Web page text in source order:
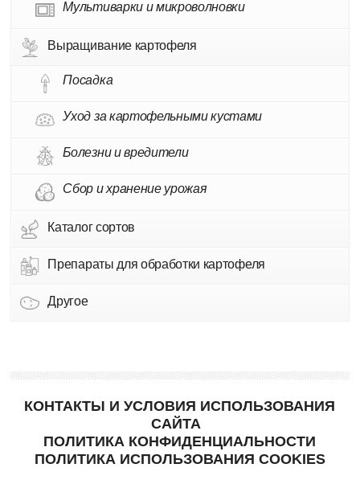
Мультиварки и микроволновки
Выращивание картофеля
Посадка
Уход за картофельными кустами
Болезни и вредители
Сбор и хранение урожая
Каталог сортов
Препараты для обработки картофеля
Другое
КОНТАКТЫ И УСЛОВИЯ ИСПОЛЬЗОВАНИЯ
САЙТА
ПОЛИТИКА КОНФИДЕНЦИАЛЬНОСТИ
ПОЛИТИКА ИСПОЛЬЗОВАНИЯ COOKIES